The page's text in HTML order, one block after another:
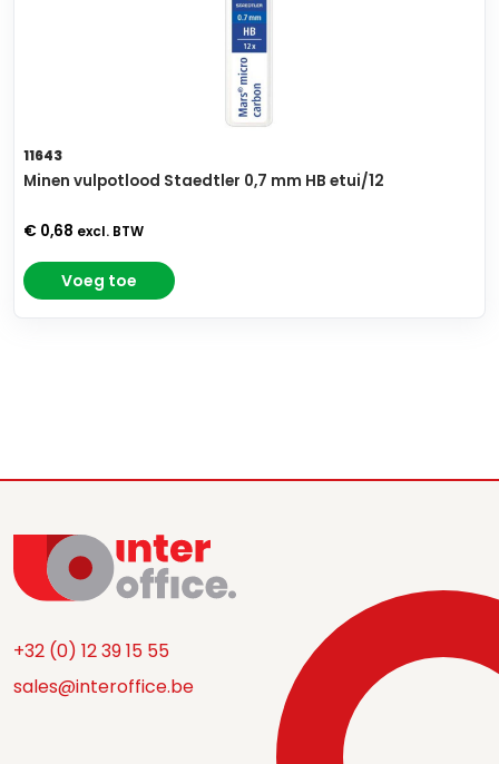
11643
Minen vulpotlood Staedtler 0,7 mm HB etui/12
€ 0,68 excl. BTW
Voeg toe
+32 (0) 12 39 15 55
sales@interoffice.be